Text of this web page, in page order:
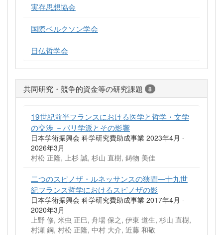
実存思想協会
国際ベルクソン学会
日仏哲学会
共同研究・競争的資金等の研究課題 8
19世紀前半フランスにおける医学と哲学・文学
の交渉 －パリ学派とその影響
日本学術振興会 科学研究費助成事業 2023年4月 -
2026年3月
村松 正隆, 上杉 誠, 杉山 直樹, 鋳物 美佳
二つのスピノザ・ルネッサンスの狭間―十九世
紀フランス哲学におけるスピノザの影
日本学術振興会 科学研究費助成事業 2017年4月 -
2020年3月
上野 修, 米虫 正巳, 舟場 保之, 伊東 道生, 杉山 直樹,
村瀬 鋼, 村松 正隆, 中村 大介, 近藤 和敬